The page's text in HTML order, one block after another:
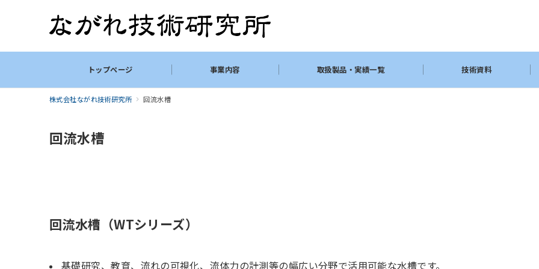
トップページ 事業内容 取扱製品・実績一覧 技術資料
株式会社ながれ技術研究所 回流水槽
回流水槽
回流水槽（WTシリーズ）
基礎研究、教育、流れの可視化、流体力の計測等の幅広い分野で活用可能な水槽です。